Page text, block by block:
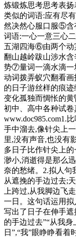
炼锻炼思考思考表
类似的词语:应有尽
然决然心服口服⑤含
词语:一心一意三心
五湖四海⑥由两个动
翻山越岭跋山涉水
势⑦量词一滴水滴一
动词拨弄蚁穴翻看
的日子游丝样的痕
变化孤独而惆怅的黄
初中、高中各种试
www.doc985.com1.
手中溜去,像针尖上
里,没有声音,也没有
多日子比作针尖上
渺小,消逝得是那么
奈的愁绪。2.拟人句
从遮挽的手边过去;
上跨过,从我脚边飞
一日。这句话运用
写出了日子在伸手
的手边过去”“从我
日”,“我”眼睁睁看着